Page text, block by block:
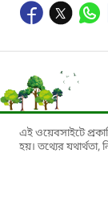
এই ওয়েবসাইটে
হয়। তথ্যের যথার্থতা,